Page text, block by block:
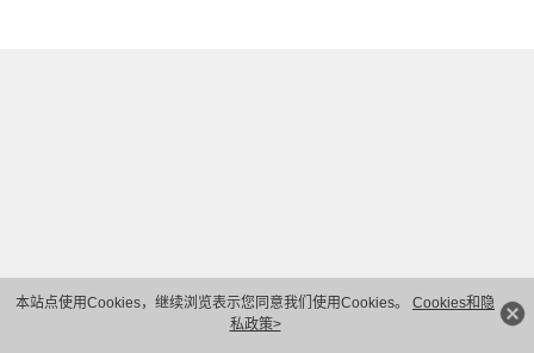
本站点使用Cookies，继续浏览表示您同意我们使用Cookies。 Cookies和隐
私政策>